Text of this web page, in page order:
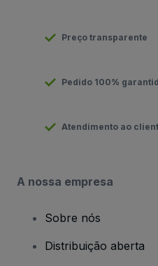
Preço transparente
Pedido 100%
Atendimento ao
A nossa empresa
Sobre nós
Distribuição aberta